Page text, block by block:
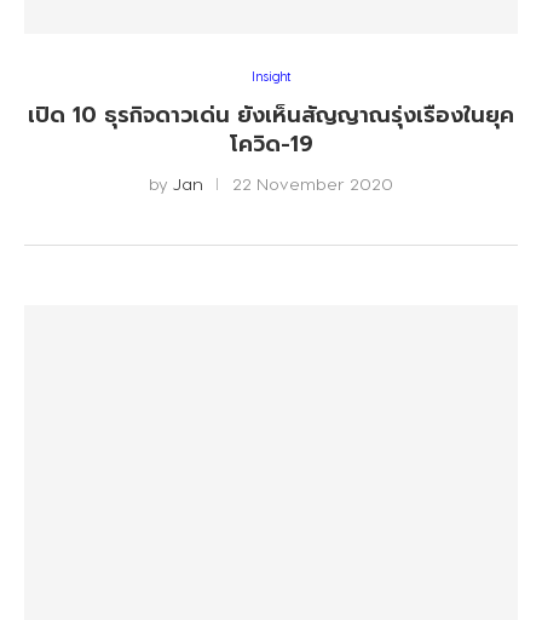
Insight
เปิด 10 ธุรกิจดาวเด่น ยังเห็นสัญญาณรุ่งเรืองในยุค
โควิด-19
by Jan 22 November 2020